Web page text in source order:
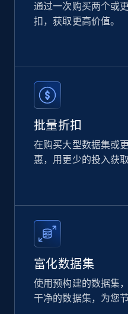
Home Depot US
eCommerce
2.1K+ 353+
URL, Product id, Listing
Reviews count shop,
price, and more.
通过一次购买两个或
扣，获取更高价值。
批量折扣
在购买大型数据集或
惠，用更少的投入获
富化数据集
使用预构建的数据集
干净的数据集，为您